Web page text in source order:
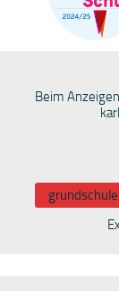
Beim